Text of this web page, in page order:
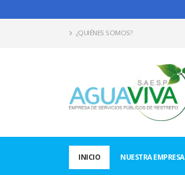
¿QUIÉNES SOMOS?
INICIO NUESTRA EMPRESA